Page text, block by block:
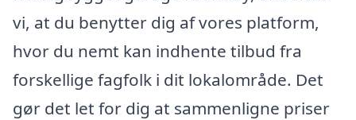
vi, at du benytter dig af vores platform,
hvor du nemt kan indhente tilbud fra
forskellige fagfolk i dit lokalområde. Det
gør det let for dig at sammenligne priser